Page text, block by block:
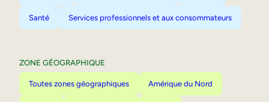
Santé Services professionnels et aux consommateurs
ZONE GÉOGRAPHIQUE
Toutes zones géographiques Amérique du Nord